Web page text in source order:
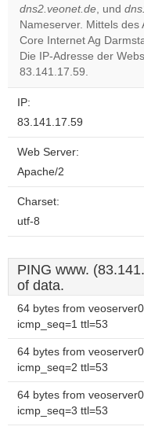
dns2.veonet.de, und
Nameserver. Mittels
Core Internet Ag
Die IP-Adresse der
83.141.17.59.
IP:
83.141.17.59
Web Server:
Apache/2
Charset:
utf-8
PING www.
of data.
64 bytes from
icmp_seq=1 ttl=53
64 bytes from
icmp_seq=2 ttl=53
64 bytes from
icmp_seq=3 ttl=53